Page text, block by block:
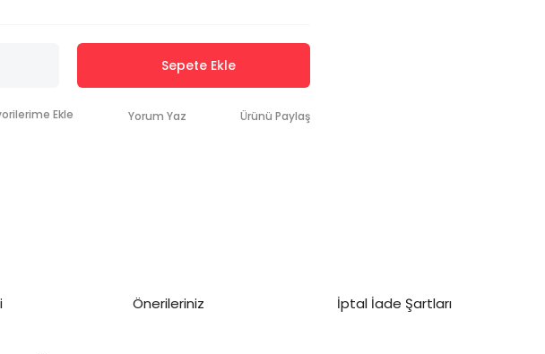
Sepete Ekle
Yorum Yaz Ürünü Paylaş
Önerileriniz İptal İade Şartları